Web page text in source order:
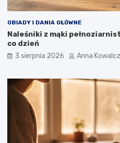
OBIADY I DANIA GŁÓWNE
Naleśniki z mąki
co dzień
3 sierpnia 2026 Anna